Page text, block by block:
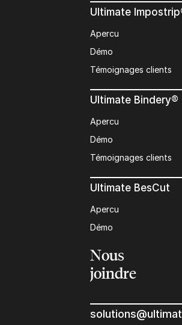
Ultimate
Apercu
Démo
Témoignages clients
Ultimate Bindery®
Apercu
Démo
Témoignages clients
Ultimate BesCut
Apercu
Démo
Nous
joindre